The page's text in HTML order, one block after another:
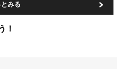
とみる
！